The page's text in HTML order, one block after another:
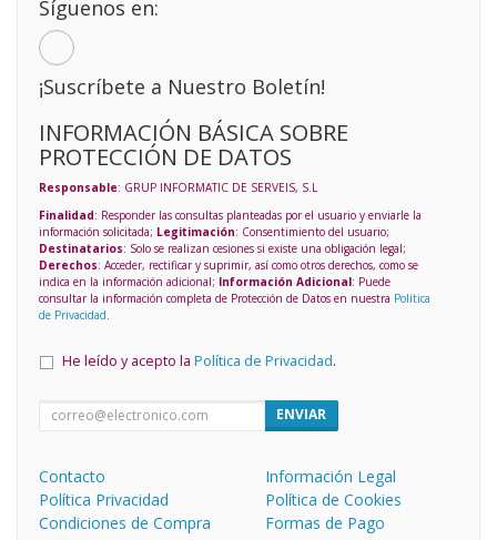
Síguenos en:
¡Suscríbete a Nuestro Boletín!
INFORMACIÓN BÁSICA SOBRE
PROTECCIÓN DE DATOS
Responsable: GRUP INFORMATIC DE SERVEIS, S.L
Finalidad: Responder las consultas planteadas por el usuario y enviarle la
información solicitada; Legitimación: Consentimiento del usuario;
Destinatarios: Solo se realizan cesiones si existe una obligación legal;
Derechos: Acceder, rectificar y suprimir, así como otros derechos, como se
indica en la información adicional; Información Adicional: Puede
consultar la información completa de Protección de Datos en nuestra Política
de Privacidad.
He leído y acepto la Política de Privacidad.
ENVIAR
Contacto
Información Legal
Política Privacidad
Política de Cookies
Condiciones de Compra
Formas de Pago